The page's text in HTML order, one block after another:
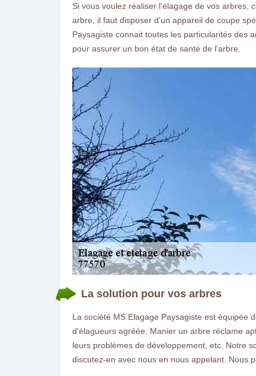
ON VOUS RAPPELLE GRATUITEMENT
Si vous voulez réaliser l'élagage de vos arbres,
arbre, il faut disposer d’un appareil de coupe
Paysagiste connait toutes les particularités des
pour assurer un bon état de santé de l'arbre.
La solution pour vos arbres
La société MS Elagage Paysagiste est équipée
d'élagueurs agréée. Manier un arbre réclame
leurs problèmes de développement, etc. Notre
discutez-en avec nous en nous appelant. Nous